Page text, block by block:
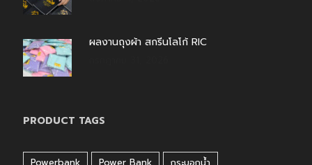
ผลงานถุงผ้า สกรีนโลโก้ RIC
PRODUCT TAGS